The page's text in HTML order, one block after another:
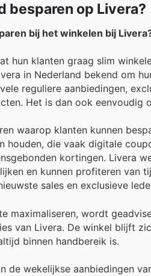
besparen op Livera?
bij het winkelen bij
hun klanten graag slim
in Nederland bekend om
reguliere aanbiedingen,
Het is dan ook
waarop klanten kunnen
houden, die vaak digitale
kortingen. Livera
en kunnen profiteren
sales en exclusieve
maximaliseren, wordt
van Livera. De winkel blijft
binnen handbereik is.
de wekelijkse aanbiedingen